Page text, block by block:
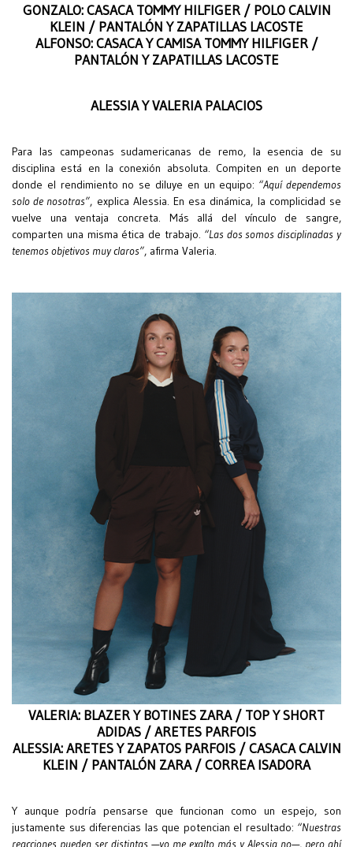
GONZALO: CASACA TOMMY HILFIGER / POLO CALVIN
KLEIN / PANTALÓN Y ZAPATILLAS LACOSTE
ALFONSO: CASACA Y CAMISA TOMMY HILFIGER /
PANTALÓN Y ZAPATILLAS LACOSTE
ALESSIA Y VALERIA PALACIOS
Para las campeonas sudamericanas de remo, la esencia de su
disciplina está en la conexión absoluta. Compiten en un deporte
donde el rendimiento no se diluye en un equipo: “Aquí dependemos
solo de nosotras”, explica Alessia. En esa dinámica, la complicidad se
vuelve una ventaja concreta. Más allá del vínculo de sangre,
comparten una misma ética de trabajo. “Las dos somos disciplinadas y
tenemos objetivos muy claros”, afirma Valeria.
VALERIA: BLAZER Y BOTINES ZARA / TOP Y SHORT
ADIDAS / ARETES PARFOIS
ALESSIA: ARETES Y ZAPATOS PARFOIS / CASACA CALVIN
KLEIN / PANTALÓN ZARA / CORREA ISADORA
Y aunque podría pensarse que funcionan como un espejo, son
justamente sus diferencias las que potencian el resultado: “Nuestras
reacciones pueden ser distintas —yo me exalto más y Alessia no—, pero ahí